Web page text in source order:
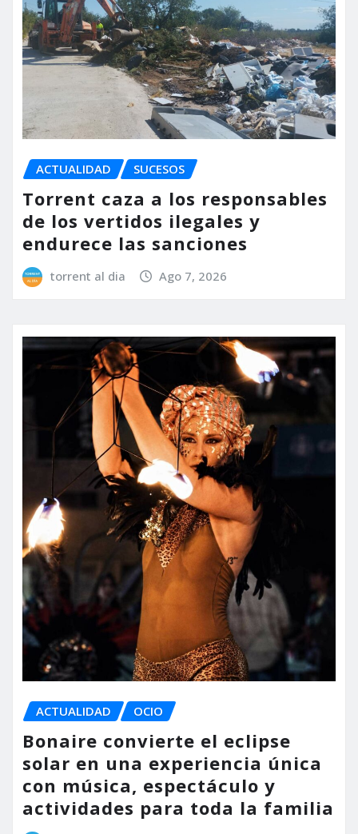
ACTUALIDAD SUCESOS
Torrent caza a los responsables
de los vertidos ilegales y
endurece las sanciones
torrent al dia Ago 7, 2026
ACTUALIDAD OCIO
Bonaire convierte el eclipse
solar en una experiencia única
con música, espectáculo y
actividades para toda la familia